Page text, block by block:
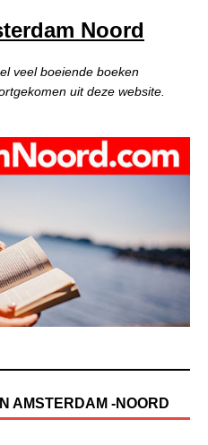
Noord
veel boeiende boeken
uit deze website.
AMSTERDAM -NOORD